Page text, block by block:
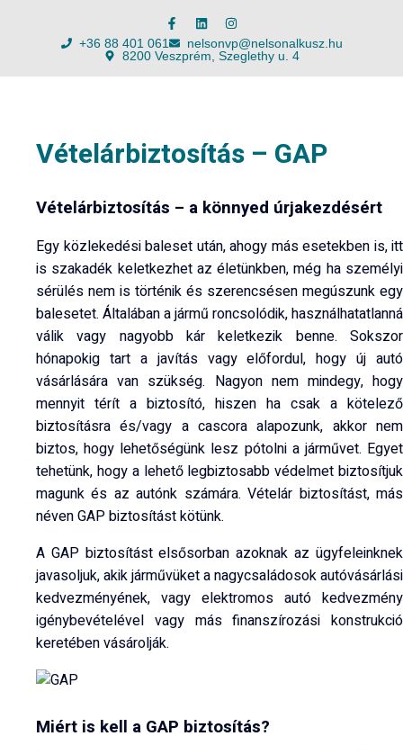
+36 88 401 061
nelsonvp@nelsonalkusz.hu
8200 Veszprém, Szeglethy u. 4
Vételárbiztosítás – GAP
Vételárbiztosítás – a könnyed úrjakezdésért
Egy közlekedési baleset után, ahogy más esetekben is, itt
is szakadék keletkezhet az életünkben, még ha személyi
sérülés nem is történik és szerencsésen megúszunk egy
balesetet. Általában a jármű roncsolódik, használhatatlanná
válik vagy nagyobb kár keletkezik benne. Sokszor
hónapokig tart a javítás vagy előfordul, hogy új autó
vásárlására van szükség. Nagyon nem mindegy, hogy
mennyit térít a biztosító, hiszen ha csak a kötelező
biztosításra és/vagy a cascora alapozunk, akkor nem
biztos, hogy lehetőségünk lesz pótolni a járművet. Egyet
tehetünk, hogy a lehető legbiztosabb védelmet biztosítjuk
magunk és az autónk számára. Vételár biztosítást, más
néven GAP biztosítást kötünk.
A GAP biztosítást elsősorban azoknak az ügyfeleinknek
javasoljuk, akik járművüket a nagycsaládosok autóvásárlási
kedvezményének, vagy elektromos autó kedvezmény
igénybevételével vagy más finanszírozási konstrukció
keretében vásárolják.
Miért is kell a GAP biztosítás?